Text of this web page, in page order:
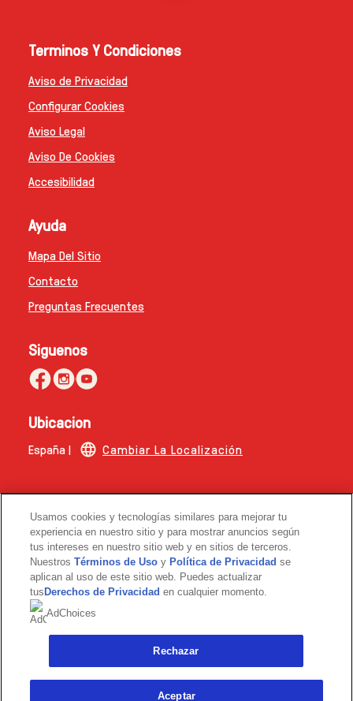
Terminos Y Condiciones
Aviso de Privacidad
Configurar Cookies
Aviso Legal
Aviso De Cookies
Accesibilidad
Ayuda
Mapa Del Sitio
Contacto
Preguntas Frecuentes
Siguenos
Ubicacion
España | Cambiar La Localización
Esta web no está dirigida a consumidores de fuera de
España.
© 2026 Copyright | The Magnum Ice Cream Company.
Usamos cookies y tecnologías similares para mejorar tu
experiencia en nuestro sitio y para mostrar anuncios según
tus intereses en nuestro sitio web y en sitios de terceros.
NuestrosTérminos de Uso y Política de Privacidadse
aplican al uso de este sitio web. Puedes actualizar
tus Derechos de Privacidad en cualquier momento.
AdChoices
Rechazar
Aceptar